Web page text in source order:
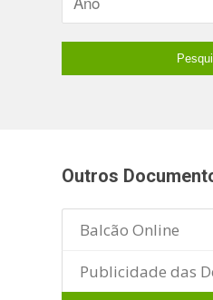
Outros
Balcão Online
Publicidade das